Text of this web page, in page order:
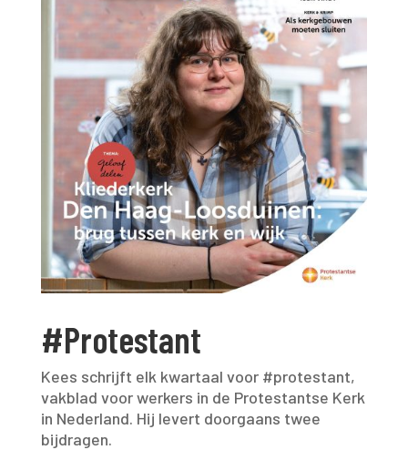
#Protestant
Kees schrijft elk kwartaal voor #protestant,
vakblad voor werkers in de Protestantse Kerk
in Nederland. Hij levert doorgaans twee
bijdragen.